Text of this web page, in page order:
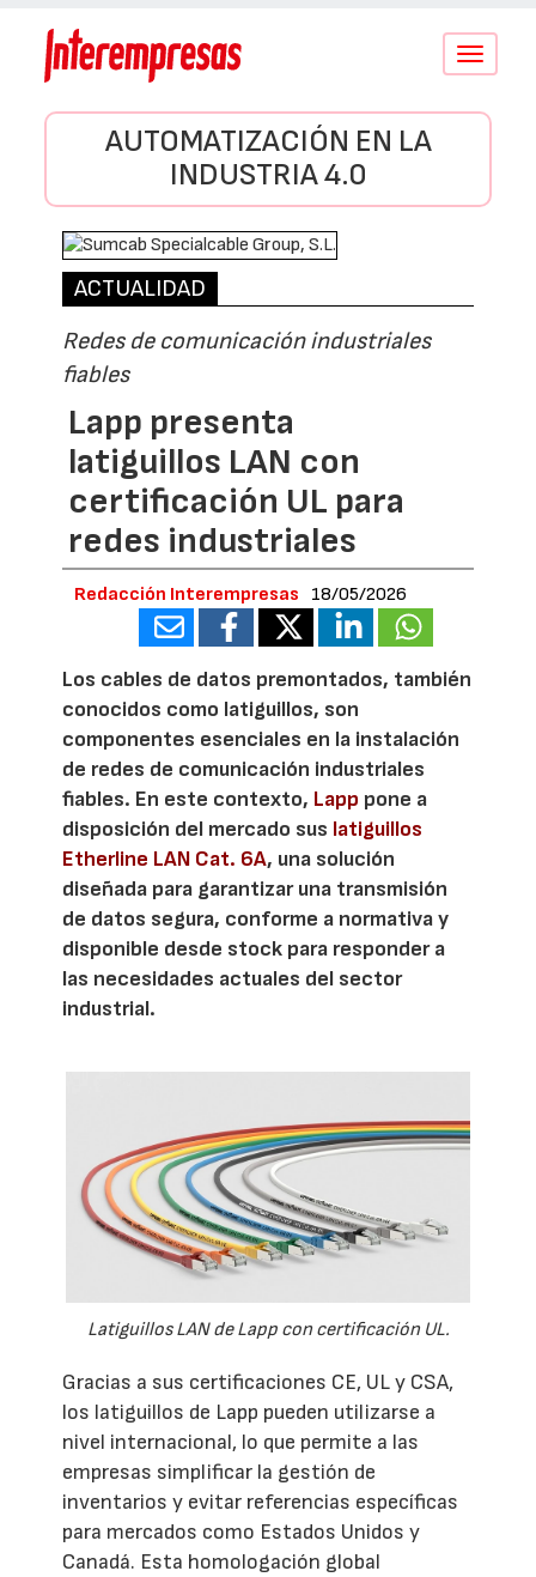
Conmutar
AUTOMATIZACIÓN EN LA
INDUSTRIA 4.0
ACTUALIDAD
Redes de comunicación industriales
fiables
Lapp presenta
latiguillos LAN con
certificación UL para
redes industriales
Redacción Interempresas 18/05/2026
Los cables de datos premontados, también
conocidos como latiguillos, son
componentes esenciales en la instalación
de redes de comunicación industriales
fiables. En este contexto, Lapp pone a
disposición del mercado sus latiguillos
Etherline LAN Cat. 6A, una solución
diseñada para garantizar una transmisión
de datos segura, conforme a normativa y
disponible desde stock para responder a
las necesidades actuales del sector
industrial.
Latiguillos LAN de Lapp con certificación UL.
Gracias a sus certificaciones CE, UL y CSA,
los latiguillos de Lapp pueden utilizarse a
nivel internacional, lo que permite a las
empresas simplificar la gestión de
inventarios y evitar referencias específicas
para mercados como Estados Unidos y
Canadá. Esta homologación global